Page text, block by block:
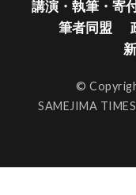
講演・執筆・寄
筆者同盟
©
SAMEJIMA